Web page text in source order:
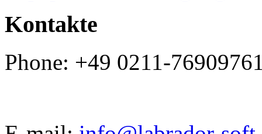
Kontakte
Phone: +49 0211-